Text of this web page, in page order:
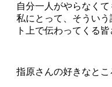
自分一人がやらなくて
私にとって、そうい
ト上で伝わってくる
指原さんの好きなとこ